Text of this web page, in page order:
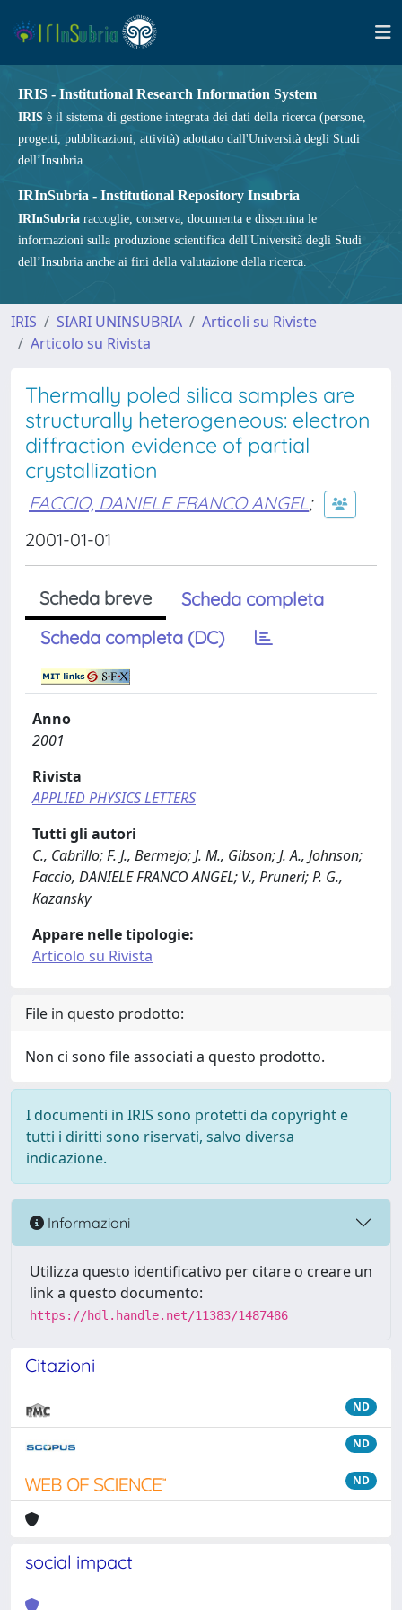
IRIS - Institutional Research Information System
IRIS è il sistema di gestione integrata dei dati della ricerca (persone,
progetti, pubblicazioni, attività) adottato dall'Università degli Studi
dell’Insubria.
IRInSubria - Institutional Repository Insubria
IRInSubria raccoglie, conserva, documenta e dissemina le
informazioni sulla produzione scientifica dell'Università degli Studi
dell’Insubria anche ai fini della valutazione della ricerca.
IRIS SIARI UNINSUBRIA
Articoli su Riviste
Articolo su Rivista
Thermally poled silica samples are
structurally heterogeneous: electron
diffraction evidence of partial
crystallization
FACCIO, DANIELE FRANCO ANGEL;
2001-01-01
Scheda breve
Scheda completa
Scheda completa (DC)
Anno
2001
Rivista
APPLIED PHYSICS LETTERS
Tutti gli autori
C., Cabrillo; F. J., Bermejo; J. M., Gibson; J. A., Johnson;
Faccio, DANIELE FRANCO ANGEL; V., Pruneri; P. G.,
Kazansky
Appare nelle tipologie:
Articolo su Rivista
File in questo prodotto:
Non ci sono file associati a questo prodotto.
I documenti in IRIS sono protetti da copyright e
tutti i diritti sono riservati, salvo diversa
indicazione.
Informazioni
Utilizza questo identificativo per citare o creare un
link a questo documento:
https://hdl.handle.net/11383/1487486
Citazioni
ND
ND
ND
social impact